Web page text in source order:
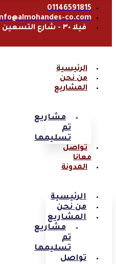
01146591815
info@almohandes-co.com
فيلا ٣٠ - شارع التسعين - أمام مستشفى الجوى
الرئيسية
من نحن
المشاريع
مشاريع
تم
تسليمها
تواصل
معانا
المدونة
الرئيسية
من نحن
المشاريع
مشاريع
تم
تسليمها
تواصل